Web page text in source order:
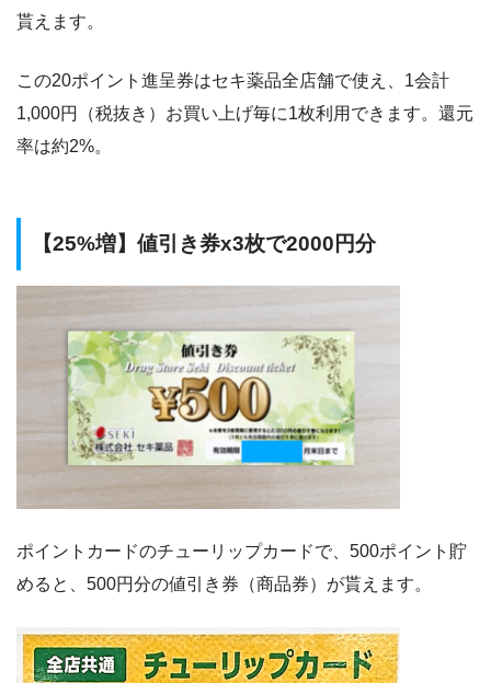
貰えます。
この20ポイント進呈券はセキ薬品全店舗で使え、1会計
1,000円（税抜き）お買い上げ毎に1枚利用できます。還元
率は約2%。
【25%増】値引き券x3枚で2000円分
ポイントカードのチューリップカードで、500ポイント貯
めると、500円分の値引き券（商品券）が貰えます。